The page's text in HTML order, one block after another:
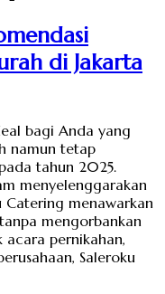
di Jakarta
bagi Anda yang
namun tetap
tahun 2025.
menyelenggarakan
Catering menawarkan
mengorbankan
acara pernikahan,
Saleroku